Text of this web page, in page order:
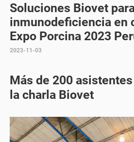
Soluciones Biovet
inmunodeficiencia en
Expo Porcina 2023
2023-11-03
Más de 200
la charla Biovet